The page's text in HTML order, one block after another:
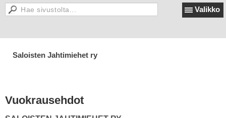
Valikko
Saloisten Jahtimiehet ry
Vuokrausehdot